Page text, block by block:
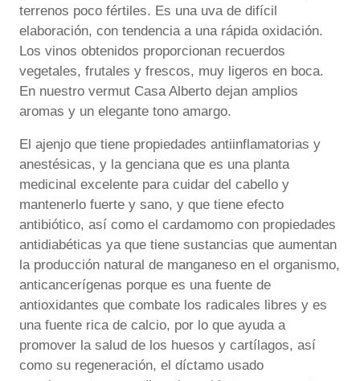
terrenos poco fértiles. Es una uva de difícil
elaboración, con tendencia a una rápida oxidación.
Los vinos obtenidos proporcionan recuerdos
vegetales, frutales y frescos, muy ligeros en boca.
En nuestro vermut Casa Alberto dejan amplios
aromas y un elegante tono amargo.
El ajenjo que tiene propiedades antiinflamatorias y
anestésicas, y la genciana que es una planta
medicinal excelente para cuidar del cabello y
mantenerlo fuerte y sano, y que tiene efecto
antibiótico, así como el cardamomo con propiedades
antidiabéticas ya que tiene sustancias que aumentan
la producción natural de manganeso en el organismo,
anticancerígenas porque es una fuente de
antioxidantes que combate los radicales libres y es
una fuente rica de calcio, por lo que ayuda a
promover la salud de los huesos y cartílagos, así
como su regeneración, el díctamo usado